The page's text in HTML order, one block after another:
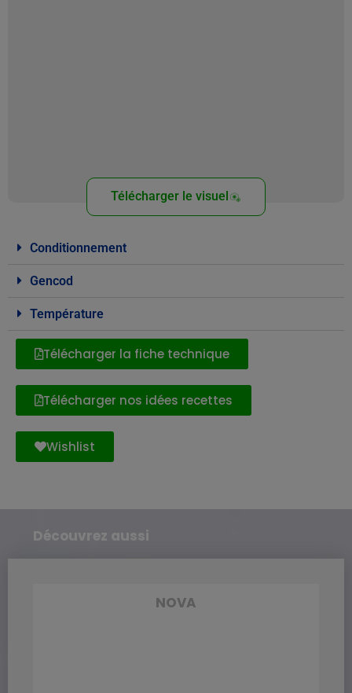
Télécharger le visuel
Conditionnement
Gencod
Température
Télécharger la fiche technique
Télécharger nos idées recettes
Wishlist
Découvrez aussi
NOVA